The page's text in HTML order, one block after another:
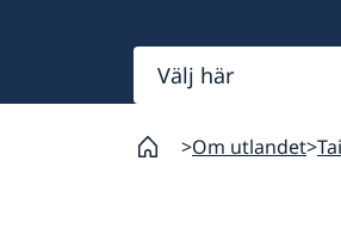
Välj
här
Om utlandet